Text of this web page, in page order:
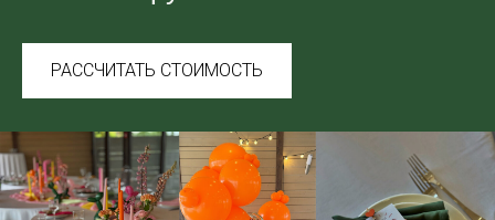
РАССЧИТАТЬ СТОИМОСТЬ